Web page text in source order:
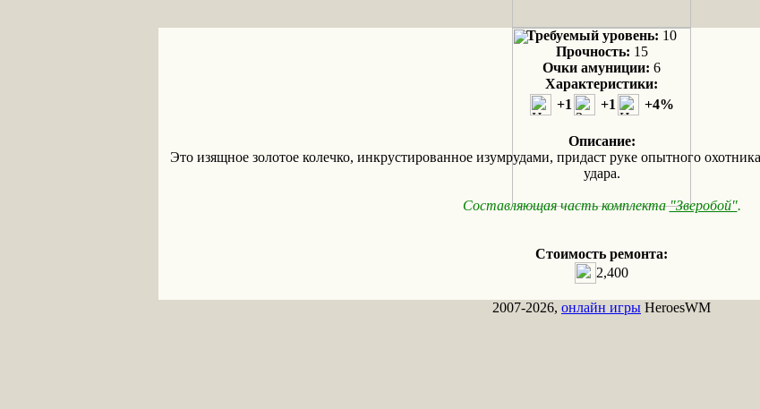
Требуемый уровень: 10
Прочность: 15
Очки амуниции: 6
Характеристики:
+1
+1 +4%
Описание:
Это изящное золотое колечко, инкрустированное изумрудами, придаст руке опытного
удара.
Составляющая часть комплекта"Зверобой".
Стоимость ремонта:
2,400
2007-2026, онлайн игры HeroesWM